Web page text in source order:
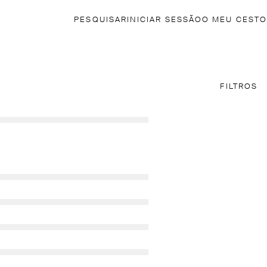
PESQUISAR INICIAR SESSÃOO MEU CESTO
FILTROS